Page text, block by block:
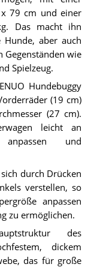
79 cm und einer
Das macht ihn
aber auch
Gegenständen wie
Spielzeug.
Hundebuggy
(19 cm)
(27 cm).
leicht an
anpassen und
durch Drücken
verstellen, so
anpassen
zu ermöglichen.
des
dickem
das für große